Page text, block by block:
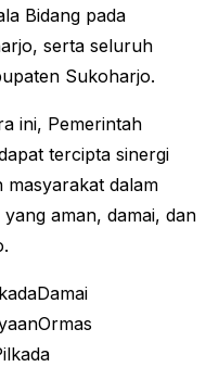
Bidang pada
serta seluruh
Sukoharjo.
ini, Pemerintah
tercipta sinergi
dalam
aman, damai, dan